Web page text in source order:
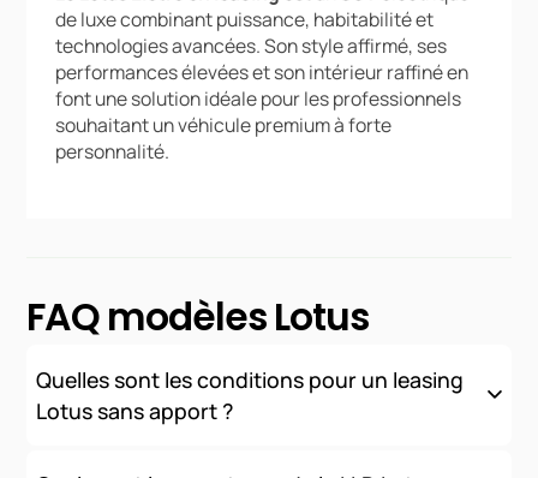
de luxe combinant puissance, habitabilité et
technologies avancées. Son style affirmé, ses
performances élevées et son intérieur raffiné en
font une solution idéale pour les professionnels
souhaitant un véhicule premium à forte
personnalité.
FAQ modèles Lotus
Quelles sont les conditions pour un leasing
Lotus sans apport ?